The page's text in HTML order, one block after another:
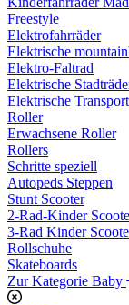
Freestyle
Elektrofahrräder
Elektrische
Elektro-Faltrad
Elektrische
Elektrische
Roller
Erwachsene Roller
Rollers
Schritte speziell
Autopeds Steppen
Stunt Scooter
2-Rad-Kinder
3-Rad Kinder
Rollschuhe
Skateboards
Zur Kategorie Baby